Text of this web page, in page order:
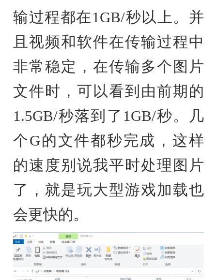
输过程都在1GB/秒以上。并
且视频和软件在传输过程中
非常稳定，在传输多个图片
文件时，可以看到由前期的
1.5GB/秒落到了1GB/秒。几
个G的文件都秒完成，这样
的速度别说我平时处理图片
了，就是玩大型游戏加载也
会更快的。